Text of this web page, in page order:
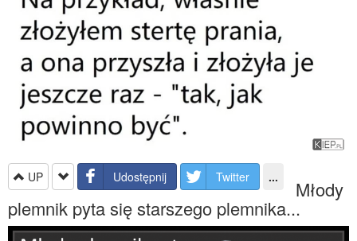
UP Udostępnij Twitter ... Młody
plemnik pyta się starszego plemnika...